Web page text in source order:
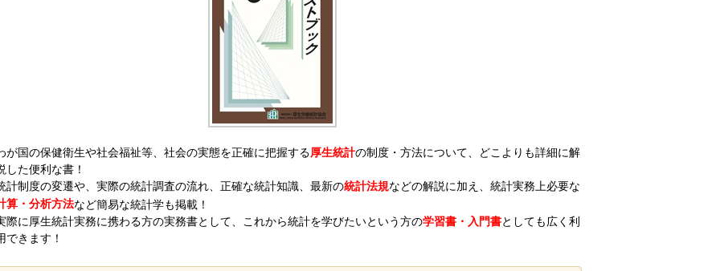
が国の保健衛生や社会福祉等、社会の実態を正確に把握する厚生統計の制度・方法について、どこよりも詳細に解
した便利な書！
計制度の変遷や、実際の統計調査の流れ、正確な統計知識、最新の統計法規などの解説に加え、統計実務上必要な
算・分析方法など簡易な統計学も掲載！
際に厚生統計実務に携わる方の実務書として、これから統計を学びたいという方の学習書・入門書としても広く利
できます！